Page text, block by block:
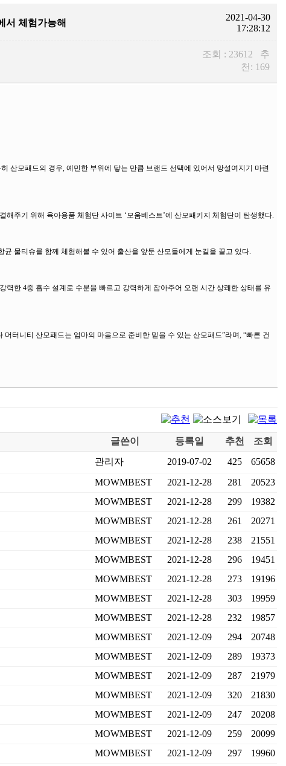
서 체험가능해
2021-04-30
17:28:12
조회 : 23612 추
천: 169
산모패드의 경우, 예민한 부위에 닿는 만큼 브랜드 선택에 있어서 망설여지기 마련
주기 위해 육아용품 체험단 사이트 ‘모움베스트’에 산모패키지 체험단이 탄생했다.
물티슈를 함께 체험해볼 수 있어 출산을 앞둔 산모들에게 눈길을 끌고 있다.
한 4중 흡수 설계로 수분을 빠르고 강력하게 잡아주어 오랜 시간 상쾌한 상태를 유
터니티 산모패드는 엄마의 마음으로 준비한 믿을 수 있는 산모패드”라며, “빠른 건
글쓴이 등록일 추천
조회
관리자 2019-07-02 425
65658
MOWMBEST 2021-12-28 281
20523
MOWMBEST 2021-12-28 299
19382
MOWMBEST 2021-12-28 261
20271
MOWMBEST 2021-12-28 238
21551
MOWMBEST 2021-12-28 296
19451
MOWMBEST 2021-12-28 273
19196
MOWMBEST 2021-12-28 303
19959
MOWMBEST 2021-12-28 232
19857
MOWMBEST 2021-12-09 294
20748
MOWMBEST 2021-12-09 289
19373
MOWMBEST 2021-12-09 287
21979
MOWMBEST 2021-12-09 320
21830
MOWMBEST 2021-12-09 247
20208
MOWMBEST 2021-12-09 259
20099
MOWMBEST 2021-12-09 297
19960